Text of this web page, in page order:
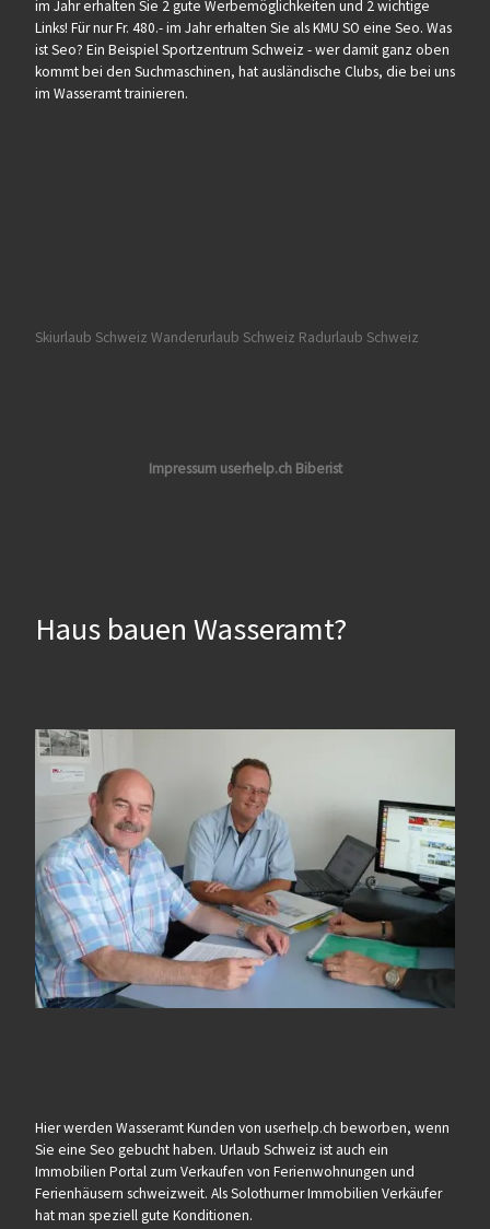
im Jahr erhalten Sie 2 gute Werbemöglichkeiten und 2 wichtige
Links! Für nur Fr. 480.- im Jahr erhalten Sie als KMU SO eine Seo. Was
ist Seo? Ein Beispiel Sportzentrum Schweiz - wer damit ganz oben
kommt bei den Suchmaschinen, hat ausländische Clubs, die bei uns
im Wasseramt trainieren.
Skiurlaub Schweiz Wanderurlaub Schweiz Radurlaub Schweiz
Impressum userhelp.ch Biberist
Haus bauen Wasseramt?
Hier werden Wasseramt Kunden von userhelp.ch beworben, wenn
Sie eine Seo gebucht haben. Urlaub Schweiz ist auch ein
Immobilien Portal zum Verkaufen von Ferienwohnungen und
Ferienhäusern schweizweit. Als Solothurner Immobilien Verkäufer
hat man speziell gute Konditionen.